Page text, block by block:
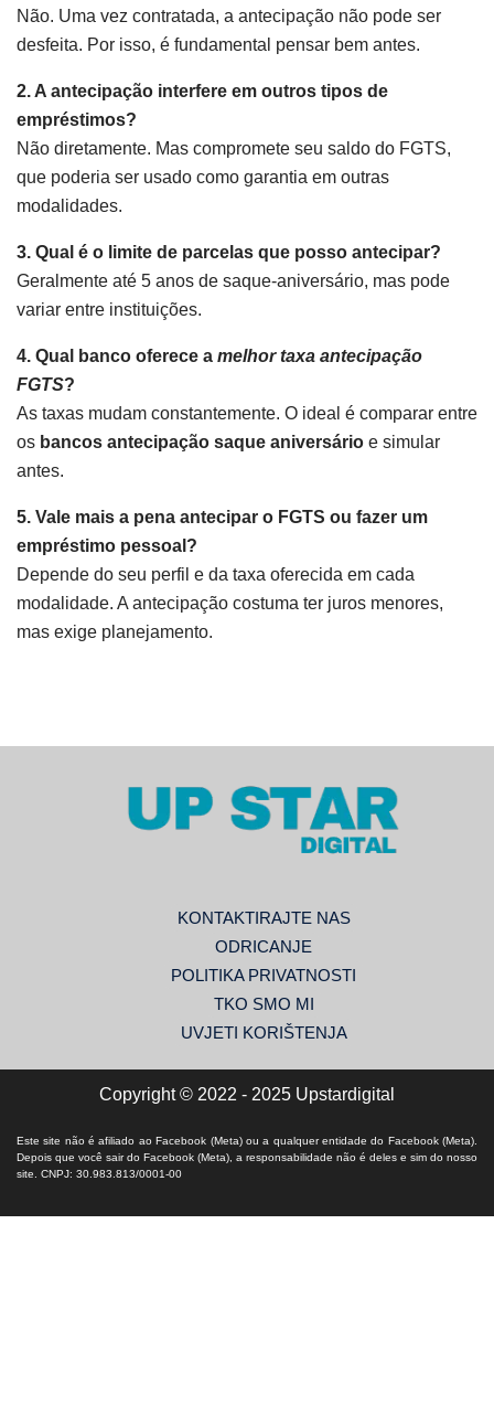
Não. Uma vez contratada, a antecipação não pode ser
desfeita. Por isso, é fundamental pensar bem antes.
2. A antecipação interfere em outros tipos de
empréstimos?
Não diretamente. Mas compromete seu saldo do FGTS,
que poderia ser usado como garantia em outras
modalidades.
3. Qual é o limite de parcelas que posso antecipar?
Geralmente até 5 anos de saque-aniversário, mas pode
variar entre instituições.
4. Qual banco oferece a melhor taxa antecipação
FGTS?
As taxas mudam constantemente. O ideal é comparar entre
os bancos antecipação saque aniversário e simular
antes.
5. Vale mais a pena antecipar o FGTS ou fazer um
empréstimo pessoal?
Depende do seu perfil e da taxa oferecida em cada
modalidade. A antecipação costuma ter juros menores,
mas exige planejamento.
KONTAKTIRAJTE NAS
ODRICANJE
POLITIKA PRIVATNOSTI
TKO SMO MI
UVJETI KORIŠTENJA
Copyright © 2022 - 2025 Upstardigital
Este site não é afiliado ao Facebook (Meta) ou a qualquer entidade do Facebook (Meta).
Depois que você sair do Facebook (Meta), a responsabilidade não é deles e sim do nosso
site. CNPJ: 30.983.813/0001-00